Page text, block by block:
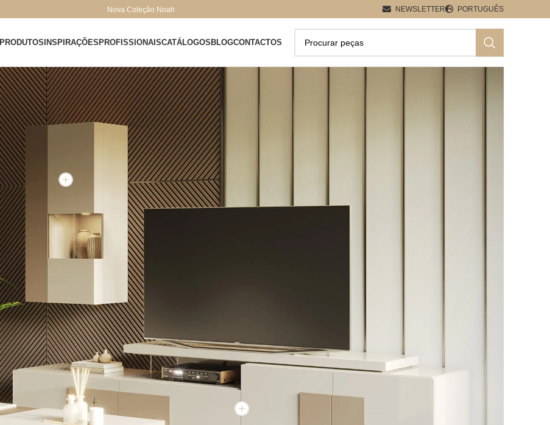
Nova Coleção Noah NEWSLETTER PORTUGUÊS
PRODUTOS INSPIRAÇÕES PROFISSIONAISCATÁLOGOS BLOGCONTACTOS